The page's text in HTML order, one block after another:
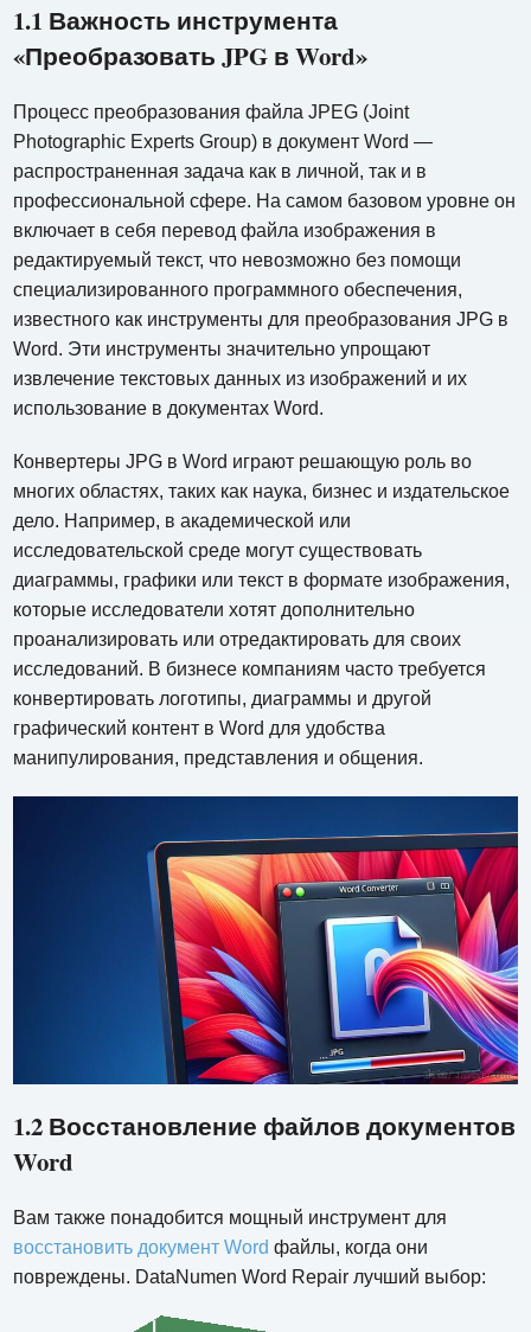
1.1 Важность инструмента
«Преобразовать JPG в Word»
Процесс преобразования файла JPEG (Joint
Photographic Experts Group) в документ Word —
распространенная задача как в личной, так и в
профессиональной сфере. На самом базовом уровне он
включает в себя перевод файла изображения в
редактируемый текст, что невозможно без помощи
специализированного программного обеспечения,
известного как инструменты для преобразования JPG в
Word. Эти инструменты значительно упрощают
извлечение текстовых данных из изображений и их
использование в документах Word.
Конвертеры JPG в Word играют решающую роль во
многих областях, таких как наука, бизнес и издательское
дело. Например, в академической или
исследовательской среде могут существовать
диаграммы, графики или текст в формате изображения,
которые исследователи хотят дополнительно
проанализировать или отредактировать для своих
исследований. В бизнесе компаниям часто требуется
конвертировать логотипы, диаграммы и другой
графический контент в Word для удобства
манипулирования, представления и общения.
1.2 Восстановление файлов документов
Word
Вам также понадобится мощный инструмент для
восстановить документ Word файлы, когда они
повреждены. DataNumen Word Repair лучший выбор: